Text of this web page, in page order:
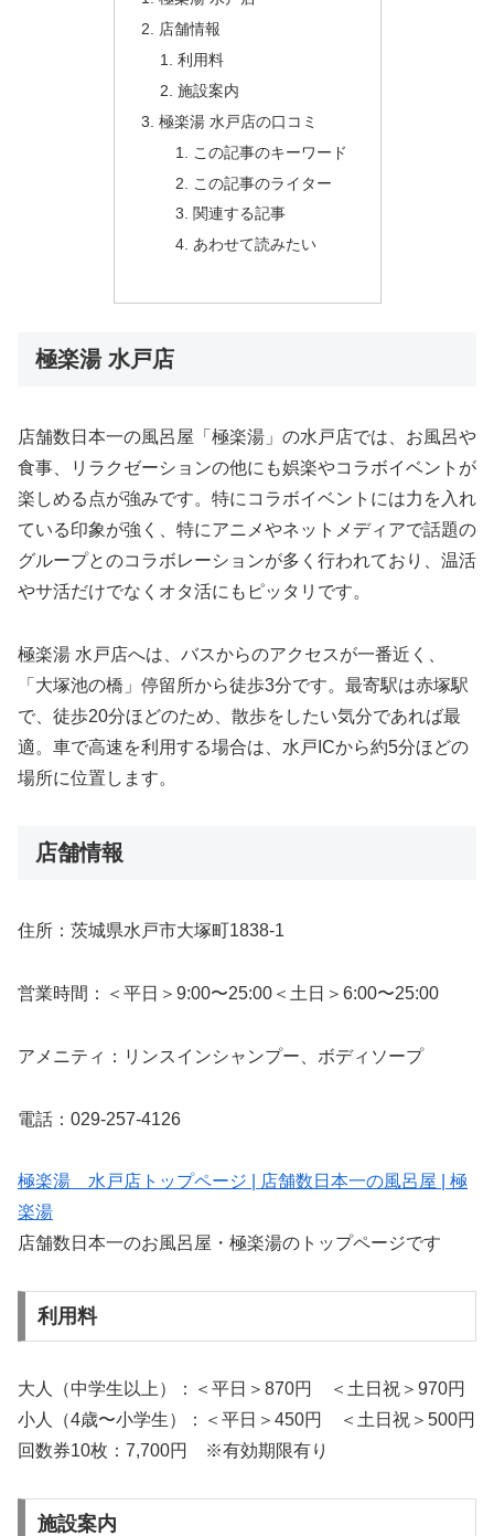
店舗情報
利用料
施設案内
極楽湯 水戸店の口コミ
この記事のキーワード
この記事のライター
関連する記事
あわせて読みたい
極楽湯 水戸店
店舗数日本一の風呂屋「極楽湯」の水戸店では、お風呂や
食事、リラクゼーションの他にも娯楽やコラボイベントが
楽しめる点が強みです。特にコラボイベントには力を入れ
ている印象が強く、特にアニメやネットメディアで話題の
グループとのコラボレーションが多く行われており、温活
やサ活だけでなくオタ活にもピッタリです。
極楽湯 水戸店へは、バスからのアクセスが一番近く、
「大塚池の橋」停留所から徒歩3分です。最寄駅は赤塚駅
で、徒歩20分ほどのため、散歩をしたい気分であれば最
適。車で高速を利用する場合は、水戸ICから約5分ほどの
場所に位置します。
店舗情報
住所：茨城県水戸市大塚町1838-1
営業時間：＜平日＞9:00〜25:00＜土日＞6:00〜25:00
アメニティ：リンスインシャンプー、ボディソープ
電話：029-257-4126
極楽湯 水戸店トップページ | 店舗数日本一の風呂屋 | 極
楽湯
店舗数日本一のお風呂屋・極楽湯のトップページです
利用料
大人（中学生以上）：＜平日＞870円 ＜土日祝＞970円
小人（4歳〜小学生）：＜平日＞450円 ＜土日祝＞500円
回数券10枚：7,700円 ※有効期限有り
施設案内